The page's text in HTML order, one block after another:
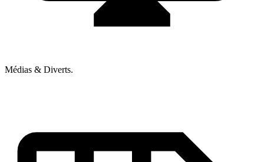
Médias & Diverts.